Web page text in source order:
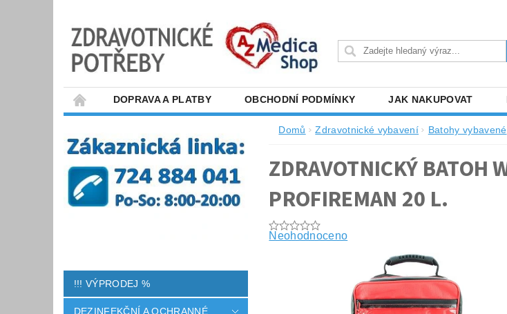
DOPRAVA A PLATBY OBCHODNÍ PODMÍNKY JAK NAKUPOVAT
!!! VÝPRODEJ %
DEZINFEKČNÍ A OCHRANNÉ
Domů Zdravotnické vybavení Batohy vybavené
ZDRAVOTNICKÝ BATOH
PROFIREMAN 20 L.
Neohodnoceno